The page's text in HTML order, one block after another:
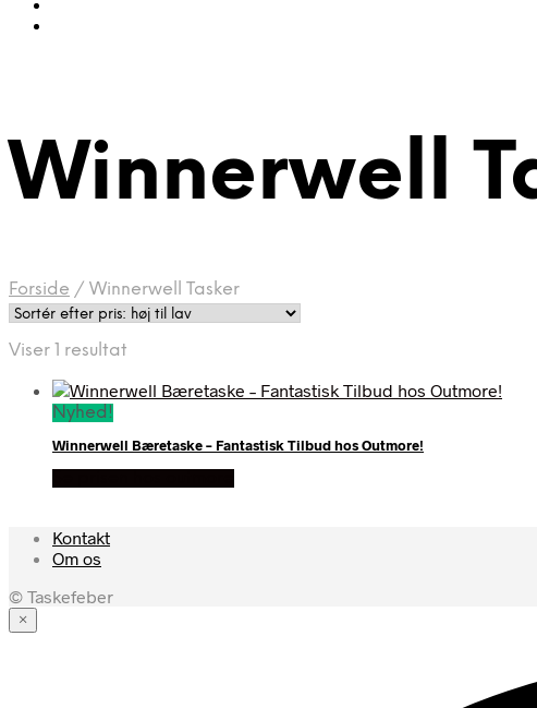
Winnerwell
Forside / Winnerwell Tasker
Viser 1 resultat
Nyhed!
Winnerwell Bæretaske – Fantastisk Tilbud hos Outmore!
Kontakt
Om os
© Taskefeber
×